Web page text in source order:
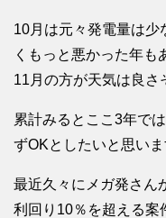
10月は元々発電量は少
くもっと悪かった年も
11月の方が天気は良さ
累計みるとここ3年で
ずOKとしたいと思いま
最近久々にメガ発さん
利回り10％を超える案